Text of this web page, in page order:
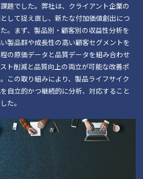
題でした。弊社は、クライアント企業の
して捉え直し、新たな付加価値創出につ
。まず、製品別・顧客別の収益性分析を
製品群や成長性の高い顧客セグメントを
の原価データと品質データを組み合わせ
ト削減と品質向上の両立が可能な改善ポ
この取り組みにより、製品ライフサイク
自立的かつ継続的に分析、対応すること
た。